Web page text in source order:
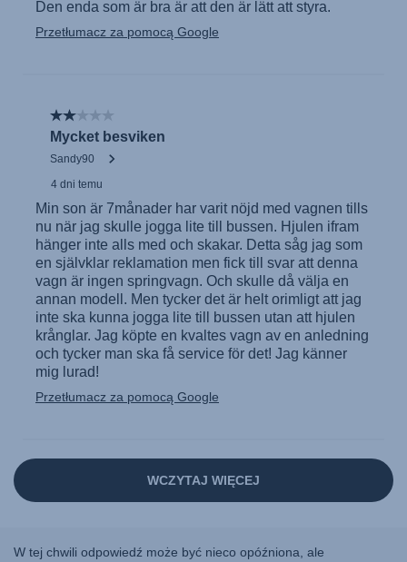
W tej chwili odpowiedź może być nieco opóźniona, ale